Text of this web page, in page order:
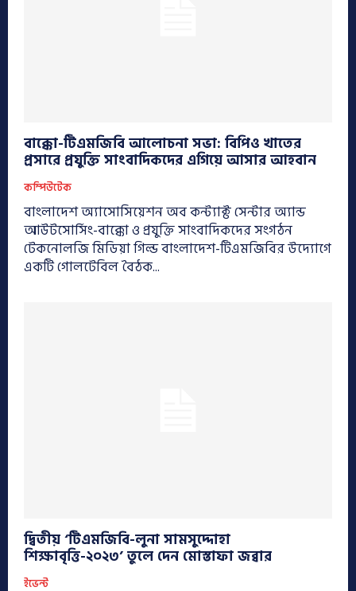
বাক্কো-টিএমজিবি আলোচনা সভা: বিপিও খাতের
প্রসারে প্রযুক্তি সাংবাদিকদের এগিয়ে আসার আহবান
কম্পিউটেক
বাংলাদেশ অ্যাসোসিয়েশন অব কন্ট্যাক্ট সেন্টার অ্যান্ড
আউটসোর্সিং-বাক্কো ও প্রযুক্তি সাংবাদিকদের সংগঠন
টেকনোলজি মিডিয়া গিল্ড বাংলাদেশ-টিএমজিবির উদ্যোগে
একটি গোলটেবিল বৈঠক...
দ্বিতীয় ‘টিএমজিবি-লুনা সামসুদ্দোহা
শিক্ষাবৃত্তি-২০২৩’ তুলে দেন মোস্তাফা জব্বার
ইভেন্ট